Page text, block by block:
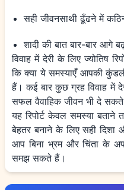
सही जीवनसाथी ढूँढने में
शादी की बात बार-बार आगे
विवाह में देरी के लिए ज्योतिष
कि क्या ये समस्याएँ आपकी
हैं। कई बार कुछ ग्रह विवाह में
सफल वैवाहिक जीवन भी दे
यह रिपोर्ट केवल समस्या बताने
बेहतर बनाने के लिए सही दिशा
आप बिना भ्रम और चिंता के
समझ सकते हैं।